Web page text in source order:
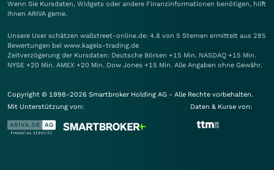
Wenn Sie Kursdaten, Widgets oder andere Finanzinformationen benötigen, hilft
Ihnen ARIVA gerne.
Unsere User schätzen wallstreet-online.de: 4.8 von 5 Sternen ermittelt aus 285
Bewertungen bei www.kagels-trading.de
Zeitverzögerung der Kursdaten: Deutsche Börsen +15 Min. NASDAQ +15 Min.
NYSE +20 Min. AMEX +20 Min. Dow Jones +15 Min. Alle Angaben ohne Gewähr.
Copyright © 1998-2026 Smartbroker Holding AG - Alle Rechte vorbehalten.
Mit Unterstützung von:
Daten & Kurse von: